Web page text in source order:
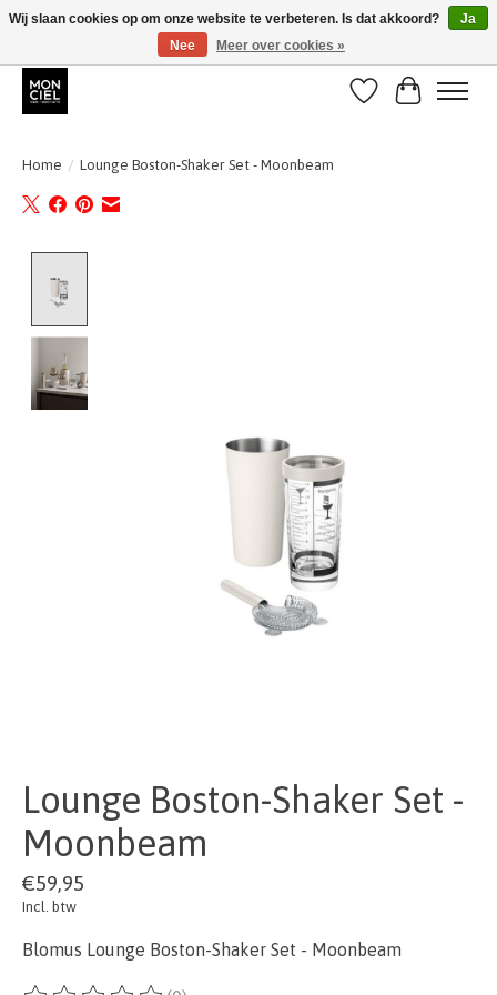
BE + NL : GRATIS VERZENDING van 31/07 t;e.m. 17/8
Verlanglijst
Home / Lounge Boston-Shaker Set - Moonbeam
Lounge Boston-Shaker Set -
Moonbeam
€59,95
Incl. btw
Blomus Lounge Boston-Shaker Set - Moonbeam
Wij slaan cookies op om onze website te verbeteren. Is dat akkoord?
Ja
Nee
Meer over cookies »